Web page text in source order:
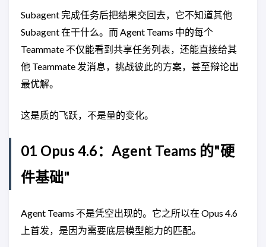
Subagent 完成任务后把结果交回去，它不知道其他
Subagent 在干什么。而 Agent Teams 中的每个
Teammate 不仅能看到共享任务列表，还能直接给其
他 Teammate 发消息，挑战彼此的方案，甚至辩论出
最优解。
这是质的飞跃，不是量的变化。
01 Opus 4.6：Agent Teams 的"硬
件基础"
Agent Teams 不是凭空出现的。它之所以在 Opus 4.6
上首发，是因为需要底层模型能力的匹配。